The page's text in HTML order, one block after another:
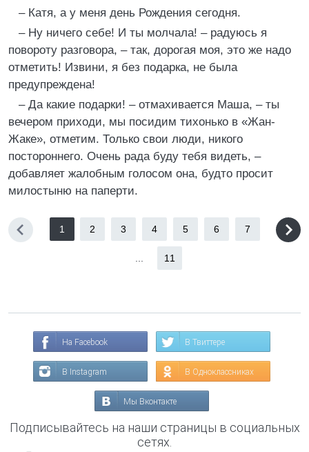
– Катя, а у меня день Рождения сегодня.
– Ну ничего себе! И ты молчала! – радуюсь я
повороту разговора, – так, дорогая моя, это же надо
отметить! Извини, я без подарка, не была
предупреждена!
– Да какие подарки! – отмахивается Маша, – ты
вечером приходи, мы посидим тихонько в «Жан-
Жаке», отметим. Только свои люди, никого
постороннего. Очень рада буду тебя видеть, –
добавляет жалобным голосом она, будто просит
милостыню на паперти.
1 2 3 4 5 6 7
11
На Facebook В Твиттере
В Instagram В Одноклассниках
Мы Вконтакте
Подписывайтесь на наши страницы в социальных
сетях.